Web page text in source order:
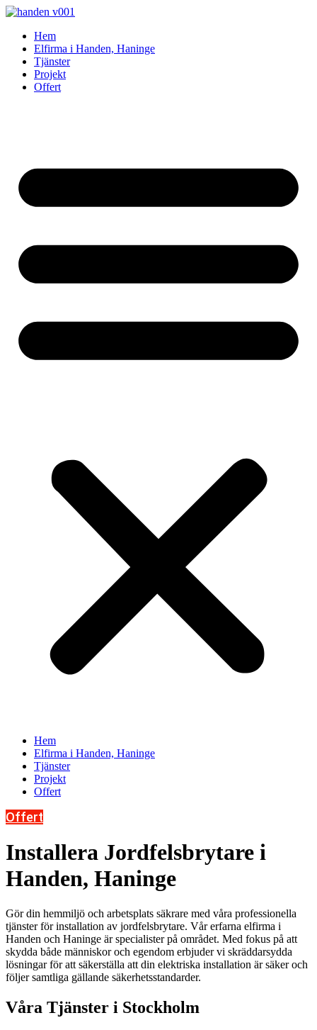
Skip
contentHem
Elfirma i Handen, Haninge
Tjänster
Projekt
Offert
Hem
Elfirma i Handen, Haninge
Tjänster
Projekt
Offert
Offert
Installera Jordfelsbrytare i
Handen, Haninge
Gör din hemmiljö och arbetsplats säkrare med våra professionella
tjänster för installation av jordfelsbrytare. Vår erfarna elfirma i
Handen och Haninge är specialister på området. Med fokus på att
skydda både människor och egendom erbjuder vi skräddarsydda
lösningar för att säkerställa att din elektriska installation är säker och
följer samtliga gällande säkerhetsstandarder.
Våra Tjänster i Stockholm